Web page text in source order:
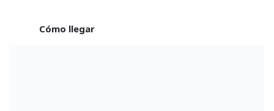
Cómo llegar